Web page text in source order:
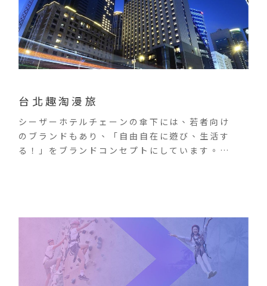
台北趣淘漫旅
シーザーホテルチェーンの傘下には、若者向け
のブランドもあり、「自由自在に遊び、生活す
る！」をブランドコンセプトにしています。客
大台北の新板特区に位置し、4つの交通網が交差
する交通の要所にあります。板橋の鉄道、新幹
線、MRTの各駅、ショッピングモール、台湾旅
行で外せないレストランにも近接しています。
大台北エリアでの旅行と宿泊の新たな選択肢と